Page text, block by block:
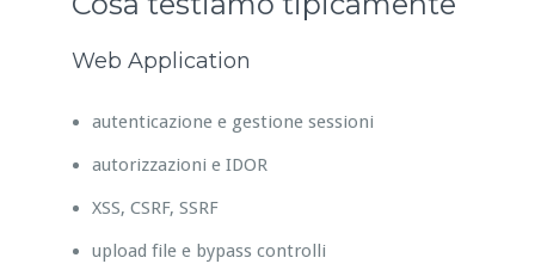
Web Application
autenticazione e gestione sessioni
autorizzazioni e IDOR
XSS, CSRF, SSRF
upload file e bypass controlli